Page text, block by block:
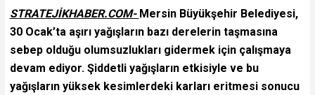
STRATEJİKHABER.COM- Mersin Büyükşehir Belediyesi,
30 Ocak’ta aşırı yağışların bazı derelerin taşmasına
sebep olduğu olumsuzlukları gidermek için çalışmaya
devam ediyor. Şiddetli yağışların etkisiyle ve bu
yağışların yüksek kesimlerdeki karları eritmesi sonucu